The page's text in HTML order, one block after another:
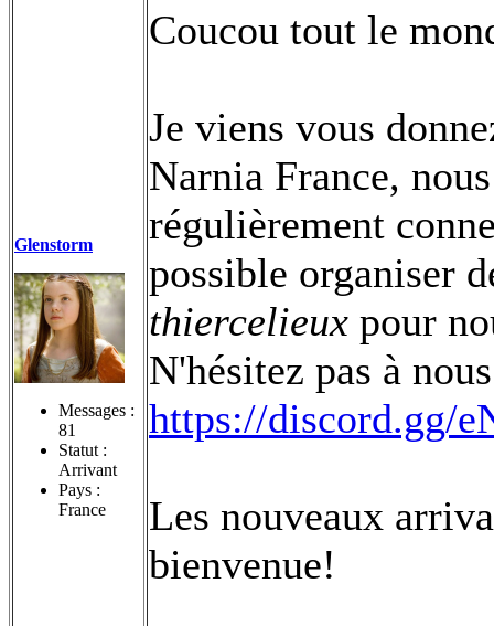
Glenstorm
Messages :
81
Statut :
Arrivant
Pays :
France
Coucou tout le
Je viens vous
Narnia France,
régulièrement
possible organiser
thiercelieux pour
N'hésitez pas à
https://discord.gg/
Les nouveaux
bienvenue!